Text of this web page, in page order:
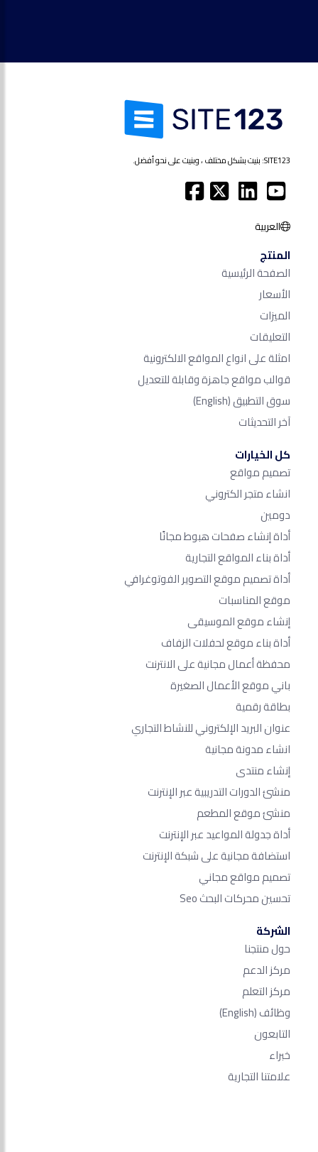
SITE123: بنيت بشكل مختلف ، وبنيت على نحو أفضل.
العربية
المنتج
الصفحة الرئيسية
الأسعار
الميزات
التعليقات
امثلة على انواع المواقع الالكترونية
قوالب مواقع جاهزة وقابلة للتعديل
سوق التطبيق(English)
آخر التحديثات
كل الخيارات
تصميم مواقع
انشاء متجر الكتروني
دومين
أداة إنشاء صفحات هبوط مجانًا
أداة بناء المواقع التجارية
أداة تصميم موقع التصوير الفوتوغرافي
موقع المناسبات
إنشاء موقع الموسيقى
أداة بناء موقع لحفلات الزفاف
محفظة أعمال مجانية على الانترنت
باني موقع الأعمال الصغيرة
بطاقة رقمية
عنوان البريد الإلكتروني للنشاط التجاري
انشاء مدونة مجانية
إنشاء منتدى
منشئ الدورات التدريبية عبر الإنترنت
منشئ موقع المطعم
أداة جدولة المواعيد عبر الإنترنت
استضافة مجانية على شبكة الإنترنت
تصميم مواقع مجاني
تحسين محركات البحث Seo​
الشركة
حول منتجنا
مركز الدعم
مركز التعلم
وظائف(English)
التابعون
خبراء
علامتنا التجارية